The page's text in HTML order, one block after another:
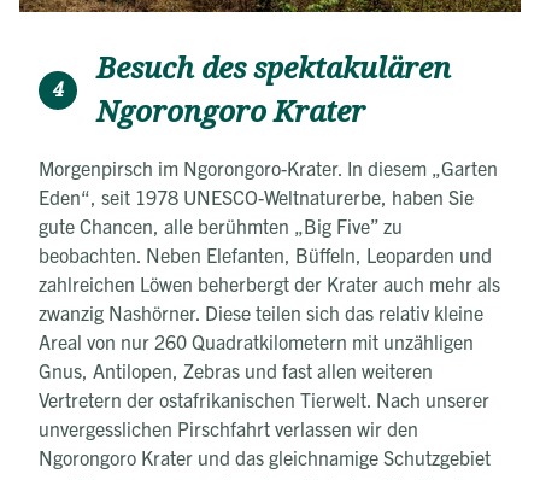
4
Besuch des spektakulären
Ngorongoro Krater
Morgenpirsch im Ngorongoro-Krater. In diesem „Garten
Eden“, seit 1978 UNESCO-Weltnaturerbe, haben Sie
gute Chancen, alle berühmten „Big Five” zu
beobachten. Neben Elefanten, Büffeln, Leoparden und
zahlreichen Löwen beherbergt der Krater auch mehr als
zwanzig Nashörner. Diese teilen sich das relativ kleine
Areal von nur 260 Quadratkilometern mit unzähligen
Gnus, Antilopen, Zebras und fast allen weiteren
Vertretern der ostafrikanischen Tierwelt. Nach unserer
unvergesslichen Pirschfahrt verlassen wir den
Ngorongoro Krater und das gleichnamige Schutzgebiet